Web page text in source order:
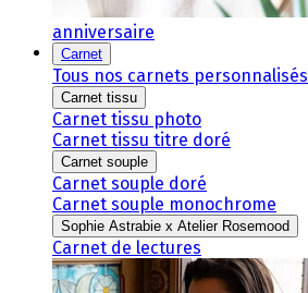
anniversaire
Carnet
Tous nos carnets personnalisés
Carnet tissu
Carnet tissu photo
Carnet tissu titre doré
Carnet souple
Carnet souple doré
Carnet souple monochrome
Sophie Astrabie x Atelier Rosemood
Carnet de lectures